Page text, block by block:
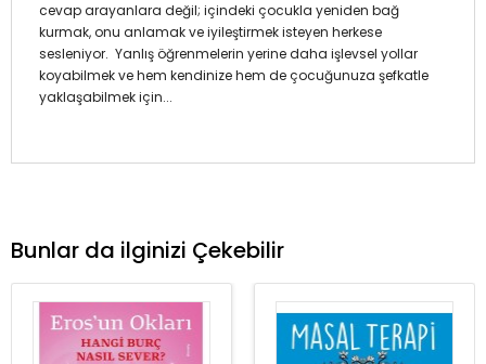
cevap arayanlara değil; içindeki çocukla yeniden bağ
kurmak, onu anlamak ve iyileştirmek isteyen herkese
sesleniyor. Yanlış öğrenmelerin yerine daha işlevsel yollar
koyabilmek ve hem kendinize hem de çocuğunuza şefkatle
yaklaşabilmek için...
Bunlar da ilginizi Çekebilir